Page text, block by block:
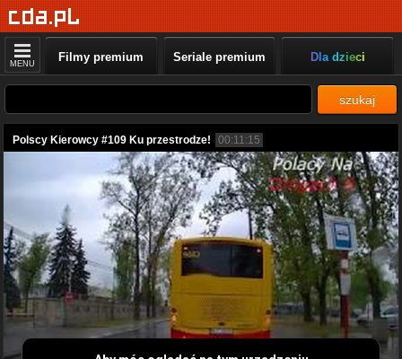
MENU Filmy premium Seriale premium Dla dzieci
szukaj
Polscy Kierowcy #109 Ku przestrodze! 00:11:15